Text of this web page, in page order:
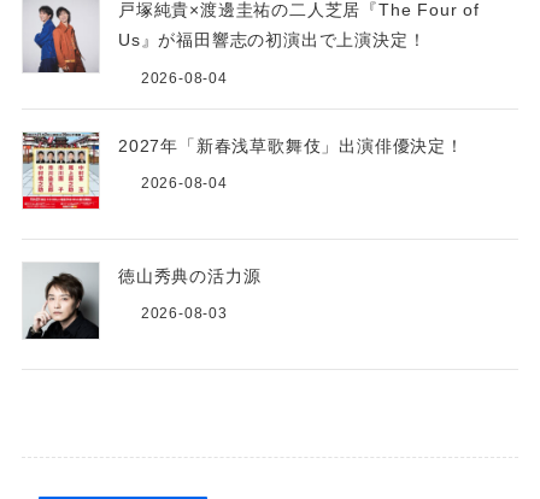
戸塚純貴×渡邊圭祐の二人芝居『The Four of
Us』が福田響志の初演出で上演決定！
2026-08-04
2027年「新春浅草歌舞伎」出演俳優決定！
2026-08-04
徳山秀典の活力源
2026-08-03